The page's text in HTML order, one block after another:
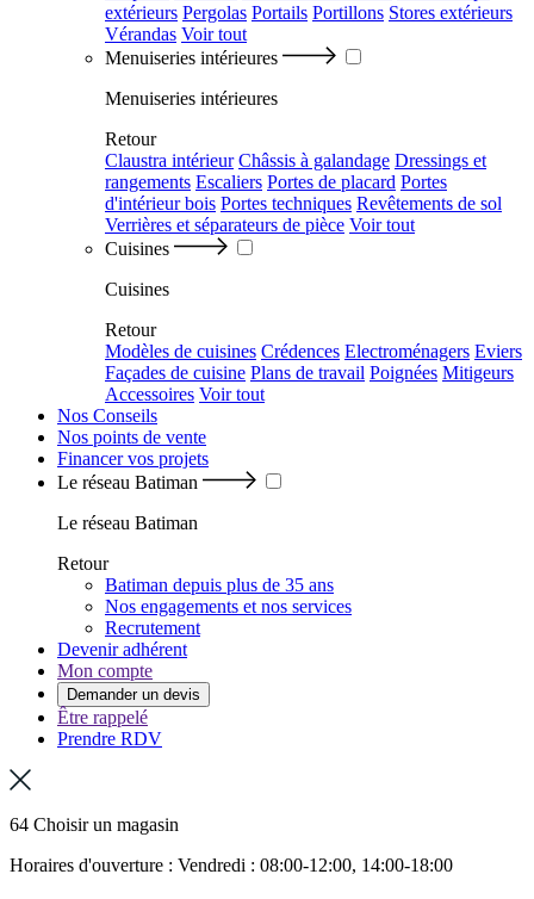
extérieurs Pergolas Portails Portillons Stores extérieurs
Vérandas Voir tout
Menuiseries intérieures
Menuiseries intérieures
Retour
Claustra intérieur Châssis à galandage Dressings et
rangements Escaliers Portes de placard Portes
d'intérieur bois Portes techniques Revêtements de sol
Verrières et séparateurs de pièce Voir tout
Cuisines
Cuisines
Retour
Modèles de cuisines Crédences Electroménagers Eviers
Façades de cuisine Plans de travail Poignées Mitigeurs
Accessoires Voir tout
Nos Conseils
Nos points de vente
Financer vos projets
Le réseau Batiman
Le réseau Batiman
Retour
Batiman depuis plus de 35 ans
Nos engagements et nos services
Recrutement
Devenir adhérent
Mon compte
Demander un devis
Être rappelé
Prendre RDV
64 Choisir un magasin
Horaires d'ouverture : Vendredi : 08:00-12:00, 14:00-18:00